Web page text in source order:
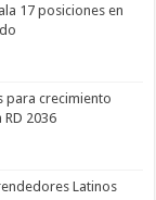
17 posiciones en
para crecimiento
2036
Latinos